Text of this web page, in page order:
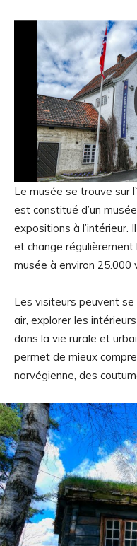
Le musée se trouve sur
est constitué d’un
expositions à l’intérieur.
et change
musée à environ 25.000
Les visiteurs peuvent
air, explorer les
dans la vie rurale et
permet de mieux
norvégienne, des